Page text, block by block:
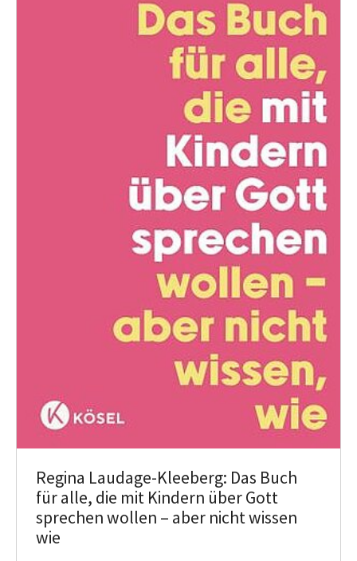
Regina Laudage-Kleeberg: Das Buch
für alle, die mit Kindern über Gott
sprechen wollen – aber nicht wissen
wie